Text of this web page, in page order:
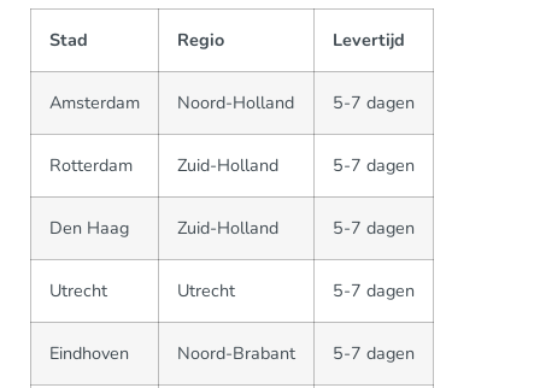
Stad Regio Levertijd
Amsterdam Noord-Holland 5-7 dagen
Rotterdam Zuid-Holland 5-7 dagen
Den Haag Zuid-Holland 5-7 dagen
Utrecht Utrecht 5-7 dagen
Eindhoven Noord-Brabant 5-7 dagen